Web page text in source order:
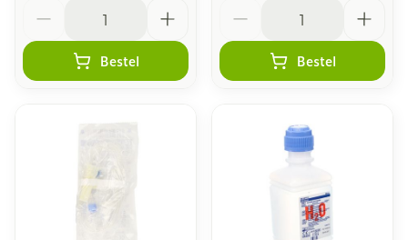
Bestel Bestel